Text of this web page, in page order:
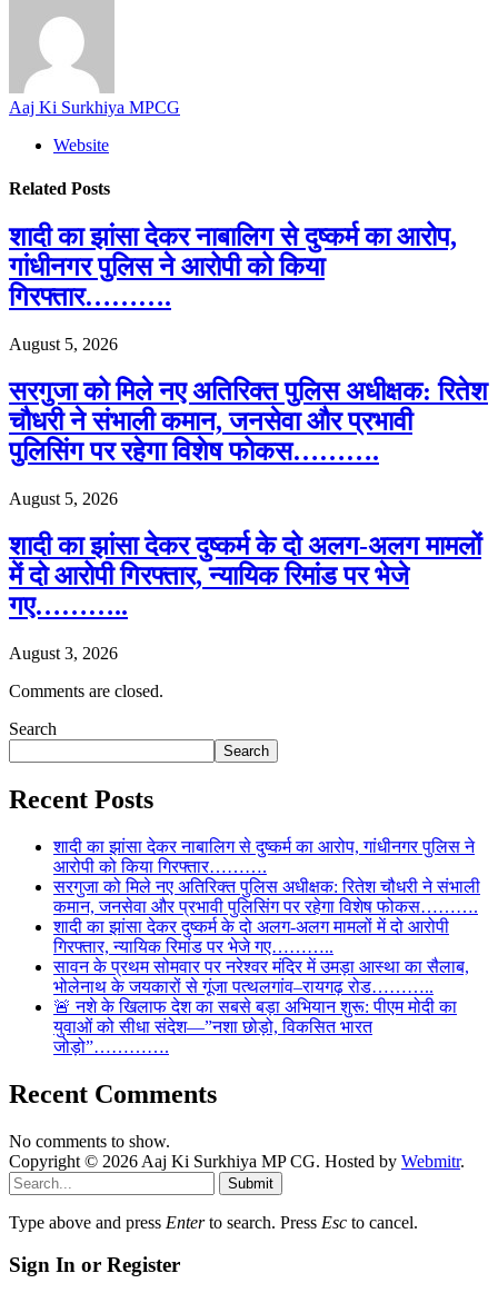
Aaj Ki Surkhiya MPCG
Website
Related Posts
शादी का झांसा देकर नाबालिग से दुष्कर्म का आरोप,
गांधीनगर पुलिस ने आरोपी को किया
गिरफ्तार……….
August 5, 2026
सरगुजा को मिले नए अतिरिक्त पुलिस अधीक्षक: रितेश
चौधरी ने संभाली कमान, जनसेवा और प्रभावी
पुलिसिंग पर रहेगा विशेष फोकस……….
August 5, 2026
शादी का झांसा देकर दुष्कर्म के दो अलग-अलग मामलों
में दो आरोपी गिरफ्तार, न्यायिक रिमांड पर भेजे
गए………..
August 3, 2026
Comments are closed.
Search
Search
Recent Posts
शादी का झांसा देकर नाबालिग से दुष्कर्म का आरोप, गांधीनगर पुलिस ने
आरोपी को किया गिरफ्तार……….
सरगुजा को मिले नए अतिरिक्त पुलिस अधीक्षक: रितेश चौधरी ने संभाली
कमान, जनसेवा और प्रभावी पुलिसिंग पर रहेगा विशेष फोकस……….
शादी का झांसा देकर दुष्कर्म के दो अलग-अलग मामलों में दो आरोपी
गिरफ्तार, न्यायिक रिमांड पर भेजे गए………..
सावन के प्रथम सोमवार पर नरेश्वर मंदिर में उमड़ा आस्था का सैलाब,
भोलेनाथ के जयकारों से गूंजा पत्थलगांव–रायगढ़ रोड………..
🚨 नशे के खिलाफ देश का सबसे बड़ा अभियान शुरू: पीएम मोदी का
युवाओं को सीधा संदेश—”नशा छोड़ो, विकसित भारत
जोड़ो”………….
Recent Comments
No comments to show.
Copyright © 2026 Aaj Ki Surkhiya MP CG. Hosted by Webmitr.
Submit
Type above and press Enterto search. Press Esc to cancel.
Sign In or Register